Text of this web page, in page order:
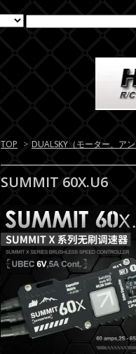
TOP > DUALSKY（モーター、ア
SUMMIT 60X.U6